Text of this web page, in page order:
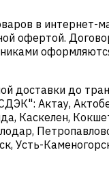
в интернет-
офертой.
доставки до
Актау,
Каскелен,
Усть-